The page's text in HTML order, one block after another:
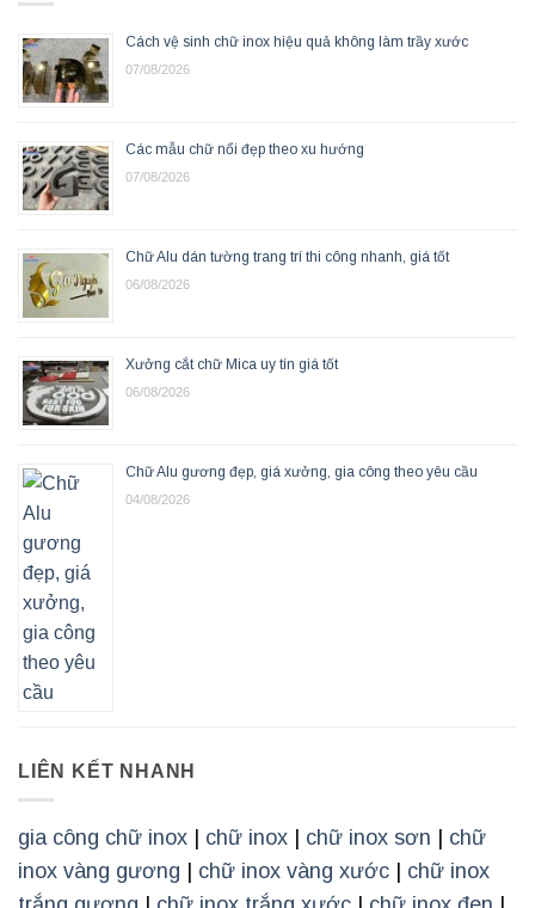
Cách vệ sinh chữ inox hiệu quả không làm trầy xước
07/08/2026
Các mẫu chữ nổi đẹp theo xu hướng
07/08/2026
Chữ Alu dán tường trang trí thi công nhanh, giá tốt
06/08/2026
Xưởng cắt chữ Mica uy tín giá tốt
06/08/2026
Chữ Alu gương đẹp, giá xưởng, gia công theo yêu cầu
04/08/2026
LIÊN KẾT NHANH
gia công chữ inox chữ inox chữ inox sơn
chữ
inox vàng gương
chữ inox vàng xước
chữ inox